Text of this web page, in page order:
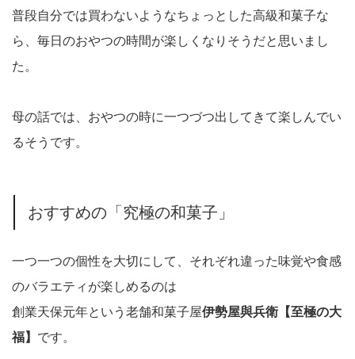
普段自分では買わないようなちょっとした高級和菓子な
ら、毎日のおやつの時間が楽しくなりそうだと思いまし
た。
母の話では、おやつの時に一つづつ出してきて楽しんでい
るそうです。
おすすめの「究極の和菓子」
一つ一つの個性を大切にして、それぞれ違った味覚や食感
のバラエティが楽しめるのは
創業天保元年という老舗和菓子屋伊勢屋與兵衛【至極の大
福】 です。